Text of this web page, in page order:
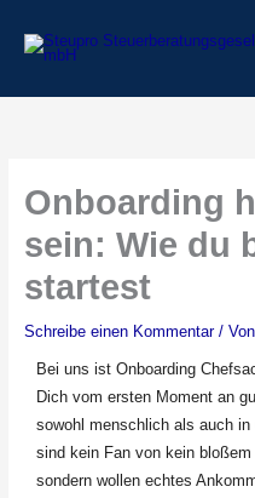
Inhalt
Onboarding
sein: Wie du
startest
Schreibe einen Kommentar / Von
Bei uns ist Onboarding
Dich vom ersten Moment an
sowohl menschlich als auch
sind kein Fan von kein bloßem
sondern wollen echtes